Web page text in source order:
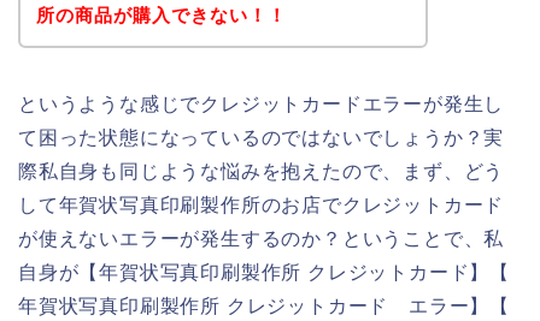
所の商品が購入できない！！
というような感じでクレジットカードエラーが発生し
て困った状態になっているのではないでしょうか？実
際私自身も同じような悩みを抱えたので、まず、どう
して年賀状写真印刷製作所のお店でクレジットカード
が使えないエラーが発生するのか？ということで、私
自身が【年賀状写真印刷製作所 クレジットカード】【
年賀状写真印刷製作所 クレジットカード エラー】【